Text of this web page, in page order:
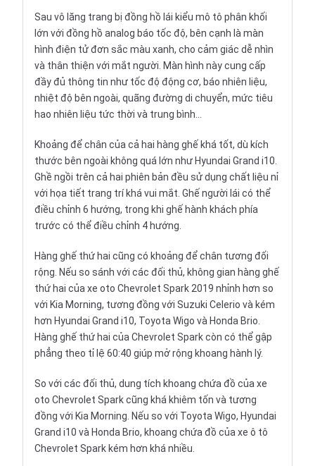
Sau vô lăng trang bị đồng hồ lái kiểu mô tô phân khối
lớn với đồng hồ analog báo tốc độ, bên cạnh là màn
hình điện tử đơn sắc màu xanh, cho cảm giác dễ nhìn
và thân thiện với mắt người. Màn hình này cung cấp
đầy đủ thông tin như tốc độ động cơ, báo nhiên liệu,
nhiệt độ bên ngoài, quãng đường di chuyển, mức tiêu
hao nhiên liệu tức thời và trung bình...
Khoảng để chân của cả hai hàng ghế khá tốt, dù kích
thước bên ngoài không quá lớn như Hyundai Grand i10.
Ghề ngồi trên cả hai phiên bản đều sử dụng chất liệu nỉ
với họa tiết trang trí khá vui mắt. Ghế người lái có thể
điều chỉnh 6 hướng, trong khi ghế hành khách phía
trước có thể điều chỉnh 4 hướng.
Hàng ghế thứ hai cũng có khoảng để chân tương đối
rộng. Nếu so sánh với các đối thủ, không gian hàng ghế
thứ hai của xe oto Chevrolet Spark 2019 nhỉnh hơn so
với Kia Morning, tương đồng với Suzuki Celerio và kém
hơn Hyundai Grand i10, Toyota Wigo và Honda Brio.
Hàng ghế thứ hai của Chevrolet Spark còn có thể gập
phẳng theo tỉ lệ 60:40 giúp mở rộng khoang hành lý.
So với các đối thủ, dung tích khoang chứa đồ của xe
oto Chevrolet Spark cũng khá khiêm tốn và tương
đồng với Kia Morning. Nếu so với Toyota Wigo, Hyundai
Grand i10 và Honda Brio, khoang chứa đồ của xe ô tô
Chevrolet Spark kém hơn khá nhiều.